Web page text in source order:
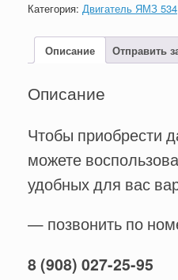
Категория: Двигатель ЯМЗ 534
Описание Отправить
Описание
Чтобы приобрести
можете
удобных для вас
— позвонить по
8 (908) 027-25-95